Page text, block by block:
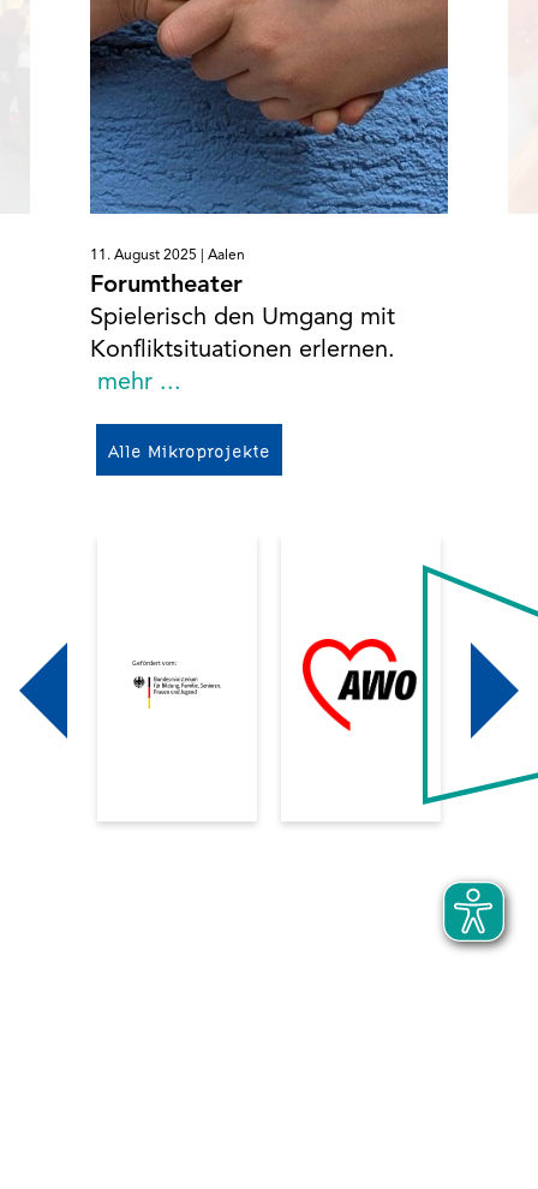
11. August 2025 | Aalen
Forumtheater
Spielerisch den Umgang mit
Konfliktsituationen erlernen.
mehr ...
Alle Mikroprojekte